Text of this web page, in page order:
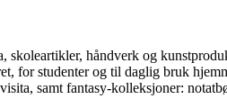
skoleartikler, håndverk og
for studenter og til daglig bruk
samt fantasy-kolleksjoner: